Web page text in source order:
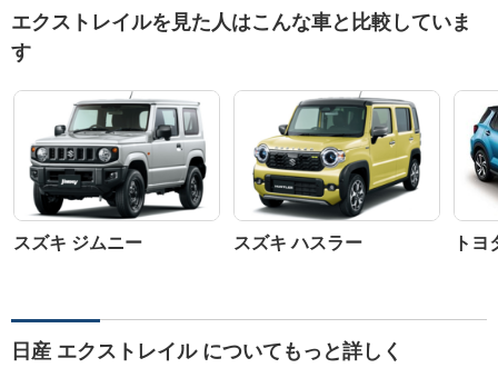
エクストレイルを見た人はこんな車と比較していま
す
スズキ ジムニー スズキ ハスラー トヨ
日産 エクストレイル についてもっと詳しく